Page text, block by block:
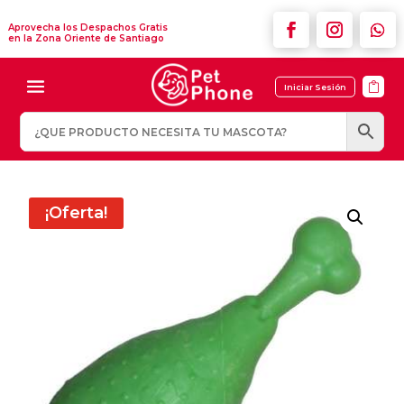
Aprovecha los Despachos Gratis
en la Zona Oriente de Santiago
Iniciar Sesión 
¡Oferta!